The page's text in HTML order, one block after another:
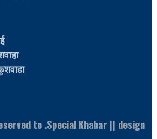
to .Special Khabar || design